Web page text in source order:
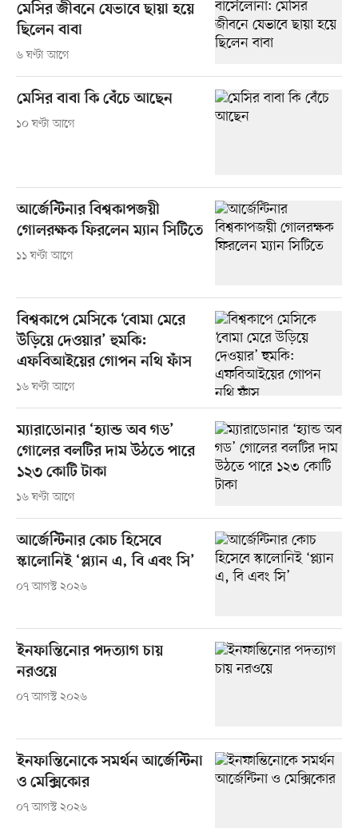
মেসির জীবনে যেভাবে ছায়া হয়ে
ছিলেন বাবা
৬ ঘণ্টা আগে
মেসির বাবা কি বেঁচে আছেন
১০ ঘণ্টা আগে
আর্জেন্টিনার বিশ্বকাপজয়ী
গোলরক্ষক ফিরলেন ম্যান সিটিতে
১১ ঘণ্টা আগে
বিশ্বকাপে মেসিকে ‘বোমা মেরে
উড়িয়ে দেওয়ার’ হুমকি:
এফবিআইয়ের গোপন নথি ফাঁস
১৬ ঘণ্টা আগে
ম্যারাডোনার ‘হ্যান্ড অব গড’
গোলের বলটির দাম উঠতে পারে
১২৩ কোটি টাকা
১৬ ঘণ্টা আগে
আর্জেন্টিনার কোচ হিসেবে
স্কালোনিই ‘প্ল্যান এ, বি এবং সি’
০৭ আগস্ট ২০২৬
ইনফান্তিনোর পদত্যাগ চায়
নরওয়ে
০৭ আগস্ট ২০২৬
ইনফান্তিনোকে সমর্থন আর্জেন্টিনা
ও মেক্সিকোর
০৭ আগস্ট ২০২৬